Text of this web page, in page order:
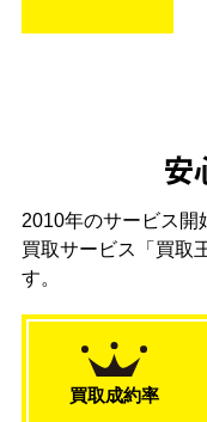
安
2010年のサービス開
買取サービス「買取
す。
買取成約率